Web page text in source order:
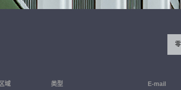
区域 类型 E-mail